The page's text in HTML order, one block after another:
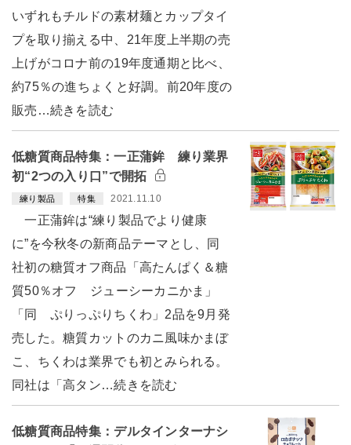
いずれもチルドの素材麺とカップタイ
プを取り揃える中、21年度上半期の売
上げがコロナ前の19年度通期と比べ、
約75％の進ちょくと好調。前20年度の
販売…続きを読む
低糖質商品特集：一正蒲鉾 練り業界
初“2つの入り口”で開拓
練り製品 特集 2021.11.10
一正蒲鉾は“練り製品でより健康
に”を今秋冬の新商品テーマとし、同
社初の糖質オフ商品「高たんぱく＆糖
質50％オフ ジューシーカニかま」
「同 ぷりっぷりちくわ」2品を9月発
売した。糖質カットのカニ風味かまぼ
こ、ちくわは業界でも初とみられる。
同社は「高タン…続きを読む
低糖質商品特集：デルタインターナシ